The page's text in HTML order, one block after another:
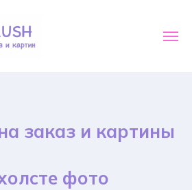
заказ и картины
фото